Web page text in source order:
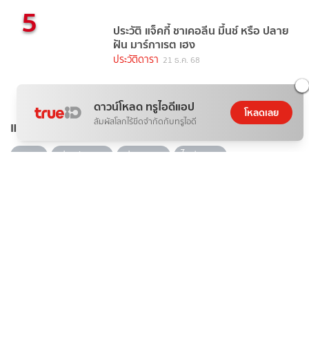
5 ประวัติ แจ็คกี้ ชาเคอลีน มึ้นช์ หรือ ปลาย
ฝัน มาร์กาเรต เฮง
ประวัติดารา 21 ธ.ค. 68
แท็กยอดนิยม
ดารา ข่าวบันเทิง ข่าวดารา
ไอจีดารา
ดาวน์โหลด ทรูไอดีแอป
สัมผัสโลกไร้ขีดจำกัดกับทรูไอดี
โหลดเลย